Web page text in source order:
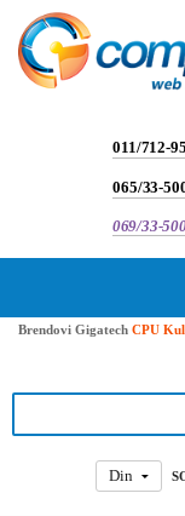
011/712-
065/33-
069/33-
Brendovi Gigatech CPU
Din